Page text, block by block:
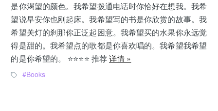
是你渴望的颜色。我希望拨通电话时你恰好在想我。我希
望说早安你也刚起床。我希望写的书是你欣赏的故事。我
希望关灯的刹那你正泛起困意。我希望买的水果你永远觉
得是甜的。我希望点的歌都是你喜欢唱的。我希望我希望
的是你希望的。 ⭐️⭐️⭐️⭐️ 推荐详情 »
Books